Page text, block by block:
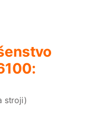
stroji)